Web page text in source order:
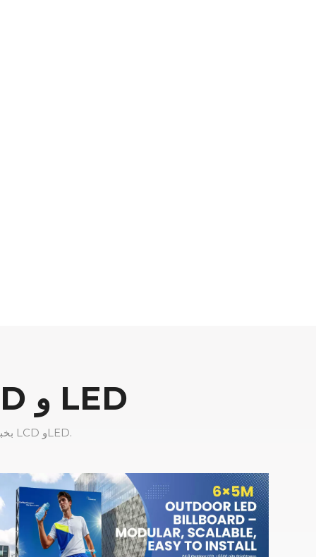
حلول شاشات العرض الإعلانية LCD و LED
تتمتع شركة CNLC Display بخبرة تزيد عن 16 عامًا في تصنيع حلول شاشات عرض الإعلانات LCD وLED.